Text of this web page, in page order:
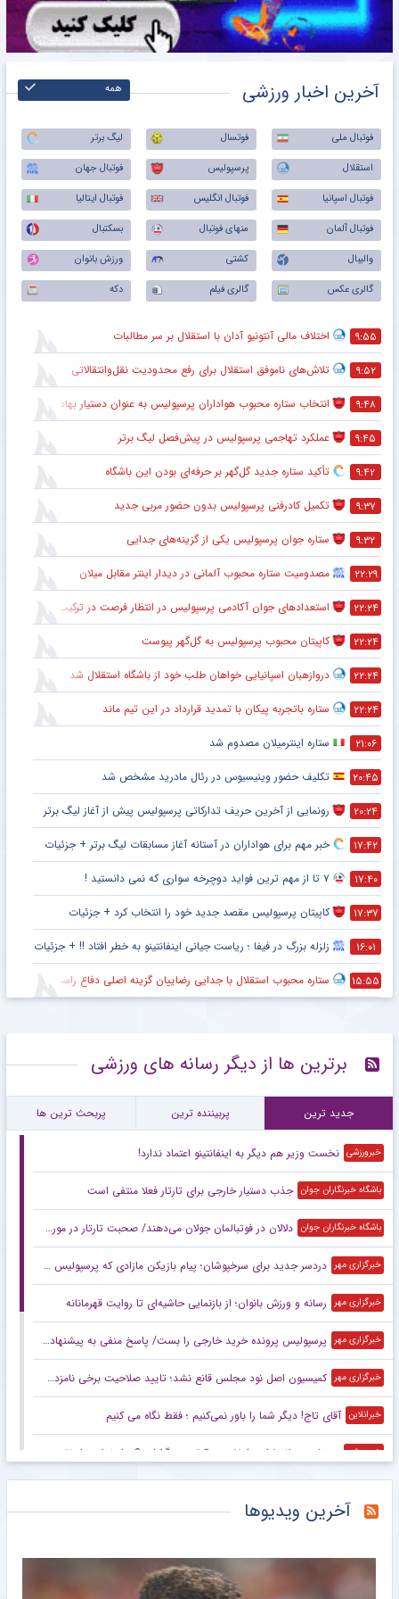
آخرین اخبار ورزشی همه
فوتبال ملی فوتسال
لیگ برتر
استقلال
پرسپولیس
فوتبال جهان
فوتبال اسپانیا
فوتبال انگلیس
فوتبال ایتالیا
فوتبال آلمان
منهای فوتبال
بسکتبال
والیبال
کشتی
ورزش بانوان
گالری عکس
گالری فیلم دکه
۹:۵۵ اختلاف مالی آنتونیو آدان با استقلال بر سر مطالبات
۹:۵۲ تلاش‌های ناموفق استقلال برای رفع محدودیت نقل‌وانتقالاتی
۹:۴۸ انتخاب ستاره محبوب هواداران پرسپولیس به عنوان دستیار بهادر عبدی
۹:۴۵ عملکرد تهاجمی پرسپولیس در پیش‌فصل لیگ برتر
۹:۴۲ تأکید ستاره جدید گل‌گهر بر حرفه‌ای بودن این باشگاه
۹:۳۷ تکمیل کادرفنی پرسپولیس بدون حضور مربی جدید
۹:۳۲ ستاره جوان پرسپولیس یکی از گزینه‌های جدایی
۲۲:۲۹ مصدومیت ستاره محبوب آلمانی در دیدار اینتر مقابل میلان
۲۲:۲۴ استعدادهای جوان آکادمی پرسپولیس در انتظار فرصت در ترکیب اصلی
۲۲:۲۴ کاپیتان محبوب پرسپولیس به گل‌گهر پیوست
۲۲:۲۴ دروازهبان اسپانیایی خواهان طلب خود از باشگاه استقلال شد
۲۲:۲۴ ستاره باتجربه پیکان با تمدید قرارداد در این تیم ماند
۲۱:۰۶ ستاره اینترمیلان مصدوم شد
۲۰:۴۵ تکلیف حضور وینیسیوس در رئال مادرید مشخص شد
۲۰:۲۴ رونمایی از آخرین حریف تدارکاتی پرسپولیس پیش از آغاز لیگ برتر
۱۷:۴۲ خبر مهم برای هواداران در آستانه آغاز مسابقات لیگ برتر + جزئیات
۱۷:۴۰ ۷ تا از مهم ترین فواید دوچرخه سواری که نمی دانستید !
۱۷:۳۷ کاپیتان پرسپولیس مقصد جدید خود را انتخاب کرد + جزئیات
۱۶:۰۱ زلزله بزرگ در فیفا ؛ ریاست جیانی اینفانتینو به خطر افتاد !! + جزئیات
۱۵:۵۵ ستاره محبوب استقلال با جدایی رضاییان گزینه اصلی دفاع راست این تیم
برترین ها از دیگر رسانه های ورزشی
جدید ترین پربیننده ترین پربحث ترین ها
خبرورزشی نخست وزیر هم دیگر به اینفانتینو اعتماد ندارد!
باشگاه خبرنگاران جوان جذب دستیار خارجی برای تارتار فعلا منتفی است
باشگاه خبرنگاران جوان دلالان در فوتبالمان جولان می‌دهند/ صحبت تارتار در مورد کسب ۳ جام اشتباه است
خبرگزاری مهر دردسر جدید برای سرخپوشان؛ پیام بازیکن مازادی که پرسپولیس را نگران کرد!
خبرگزاری مهر رسانه و ورزش بانوان؛ از بازنمایی حاشیه‌ای تا روایت قهرمانانه
خبرگزاری مهر پرسپولیس پرونده خرید خارجی را بست/ پاسخ منفی به پیشنهاد چند ایجنت
خبرگزاری مهر کمیسیون اصل نود مجلس قانع نشد؛ تایید صلاحیت برخی نامزدها سلیقه‌ای است
خبرانلاین آقای تاج! دیگر شما را باور نمی‌کنیم ؛ فقط نگاه می کنیم
خبرورزشی در نشست اضطراری فیفا در مراکش چه گذشت؟ عذرخواهی از ۲۱۱ عضو و حمایت دوباره از اینفانتینو پیش از انتخابات
پسر مسی در راه بارسلونا؛ پسر جای پدر را می‌گیرد!
نشست اضطراری فیفا به سود اینفانتینو؛ از تو حمایت می‌کنیم جانی!
آخرین ویدیوها